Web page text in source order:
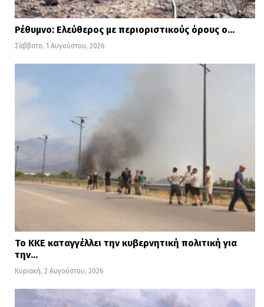
Ρέθυμνο: Ελεύθερος με περιοριστικούς όρους ο…
Σάββατο, 1 Αυγούστου, 2026
Το ΚΚΕ καταγγέλλει την κυβερνητική πολιτική για
την…
Κυριακή, 2 Αυγούστου, 2026